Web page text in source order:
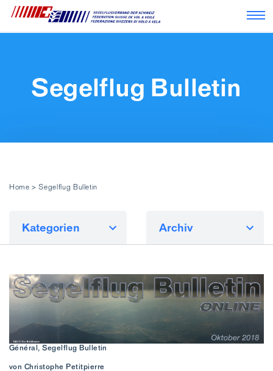
Segelflug Bulletin
Home >Segelflug Bulletin
Kategorien Archiv
Général, Segelflug Bulletin
von Christophe Petitpierre